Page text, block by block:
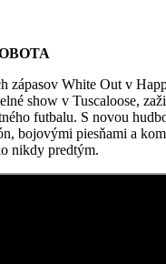
zápasov White Out v
show v Tuscaloose,
futbalu. S novou
bojovými piesňami a
nikdy predtým.